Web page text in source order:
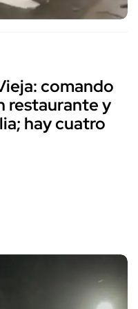
comando
restaurante y
hay cuatro